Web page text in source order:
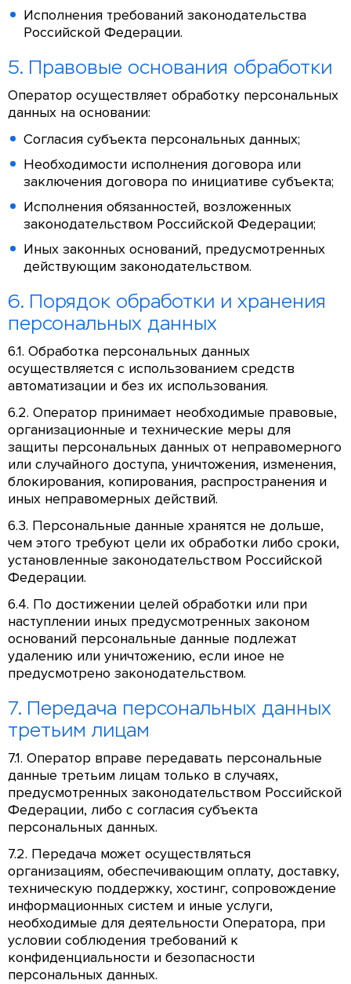
Исполнения требований законодательства
Российской Федерации.
5. Правовые основания обработки
Оператор осуществляет обработку персональных
данных на основании:
Согласия субъекта персональных данных;
Необходимости исполнения договора или
заключения договора по инициативе субъекта;
Исполнения обязанностей, возложенных
законодательством Российской Федерации;
Иных законных оснований, предусмотренных
действующим законодательством.
6. Порядок обработки и хранения
персональных данных
6.1. Обработка персональных данных
осуществляется с использованием средств
автоматизации и без их использования.
6.2. Оператор принимает необходимые правовые,
организационные и технические меры для
защиты персональных данных от неправомерного
или случайного доступа, уничтожения, изменения,
блокирования, копирования, распространения и
иных неправомерных действий.
6.3. Персональные данные хранятся не дольше,
чем этого требуют цели их обработки либо сроки,
установленные законодательством Российской
Федерации.
6.4. По достижении целей обработки или при
наступлении иных предусмотренных законом
оснований персональные данные подлежат
удалению или уничтожению, если иное не
предусмотрено законодательством.
7. Передача персональных данных
третьим лицам
7.1. Оператор вправе передавать персональные
данные третьим лицам только в случаях,
предусмотренных законодательством Российской
Федерации, либо с согласия субъекта
персональных данных.
7.2. Передача может осуществляться
организациям, обеспечивающим оплату, доставку,
техническую поддержку, хостинг, сопровождение
информационных систем и иные услуги,
необходимые для деятельности Оператора, при
условии соблюдения требований к
конфиденциальности и безопасности
персональных данных.